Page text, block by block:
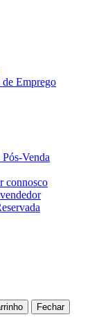
Emprego
Venda
connosco
Fechar